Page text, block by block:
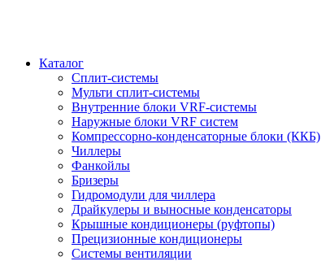
Каталог
Сплит-системы
Мульти сплит-системы
Внутренние блоки VRF-cистемы
Наружные блоки VRF cистем
Компрессорно-конденсаторные блоки (ККБ)
Чиллеры
Фанкойлы
Бризеры
Гидромодули для чиллера
Драйкулеры и выносные конденсаторы
Крышные кондиционеры (руфтопы)
Прецизионные кондиционеры
Системы вентиляции